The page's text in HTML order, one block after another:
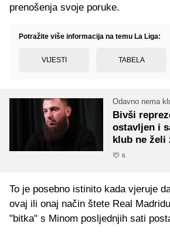
prenošenja svoje poruke.
Potražite više informacija na temu La Liga:
VIJESTI TABELA
Odavno nema
Bivši
ostavljen i
klub ne želi
6
To je posebno istinito kada vjeruje
ovaj ili onaj način štete Real
"bitka" s Minom posljednjih sati